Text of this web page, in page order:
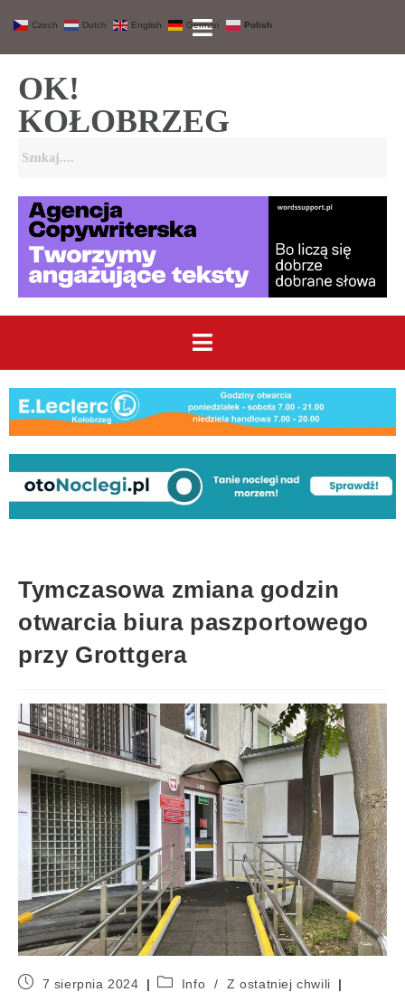
OK!
KOŁOBRZEG
Tymczasowa zmiana godzin
otwarcia biura paszportowego
przy Grottgera
7 sierpnia 2024 Info /
Z ostatniej chwili
Czech Dutch English German Polish